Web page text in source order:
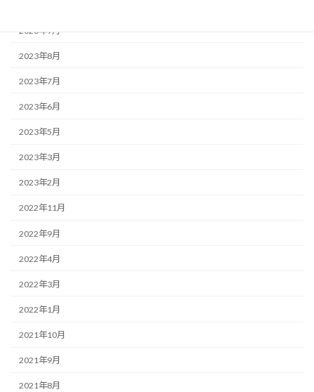
2023年9月
2023年8月
2023年7月
2023年6月
2023年5月
2023年3月
2023年2月
2022年11月
2022年9月
2022年4月
2022年3月
2022年1月
2021年10月
2021年9月
2021年8月